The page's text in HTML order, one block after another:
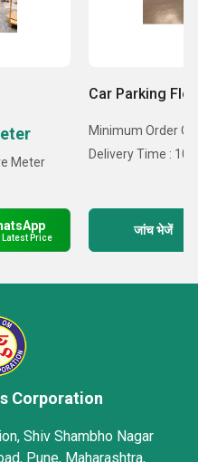
Meter
Latest Price
Car Parking
Minimum Order
Delivery Time : 10
जांच भेजें
Corporation
Shiv Shambho Nagar
Pune, Maharashtra,